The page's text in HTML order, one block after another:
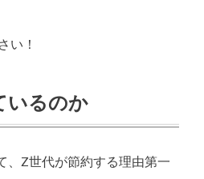
い！
いるのか
、Z世代が節約する理由第一